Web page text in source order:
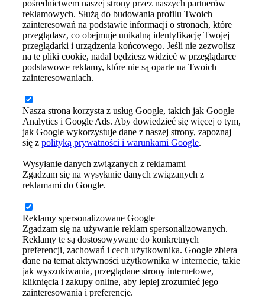
pośrednictwem naszej strony przez naszych partnerów
reklamowych. Służą do budowania profilu Twoich
zainteresowań na podstawie informacji o stronach, które
przeglądasz, co obejmuje unikalną identyfikację Twojej
przeglądarki i urządzenia końcowego. Jeśli nie zezwolisz
na te pliki cookie, nadal będziesz widzieć w przeglądarce
podstawowe reklamy, które nie są oparte na Twoich
zainteresowaniach.
Nasza strona korzysta z usług Google, takich jak Google
Analytics i Google Ads. Aby dowiedzieć się więcej o tym,
jak Google wykorzystuje dane z naszej strony, zapoznaj
się z polityką prywatności i warunkami Google.
Wysyłanie danych związanych z reklamami
Zgadzam się na wysyłanie danych związanych z
reklamami do Google.
Reklamy spersonalizowane Google
Zgadzam się na używanie reklam spersonalizowanych.
Reklamy te są dostosowywane do konkretnych
preferencji, zachowań i cech użytkownika. Google zbiera
dane na temat aktywności użytkownika w internecie, takie
jak wyszukiwania, przeglądane strony internetowe,
kliknięcia i zakupy online, aby lepiej zrozumieć jego
zainteresowania i preferencje.